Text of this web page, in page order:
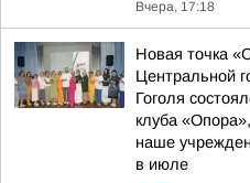
Вчера, 17:18
Новая точка
Центральной
Гоголя
клуба
наше
в июле